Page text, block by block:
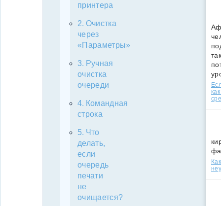
принтера
Очистка
через
«Параметры»
Ручная
очистка
очереди
Командная
строка
Что
делать,
если
очередь
печати
не
очищается?